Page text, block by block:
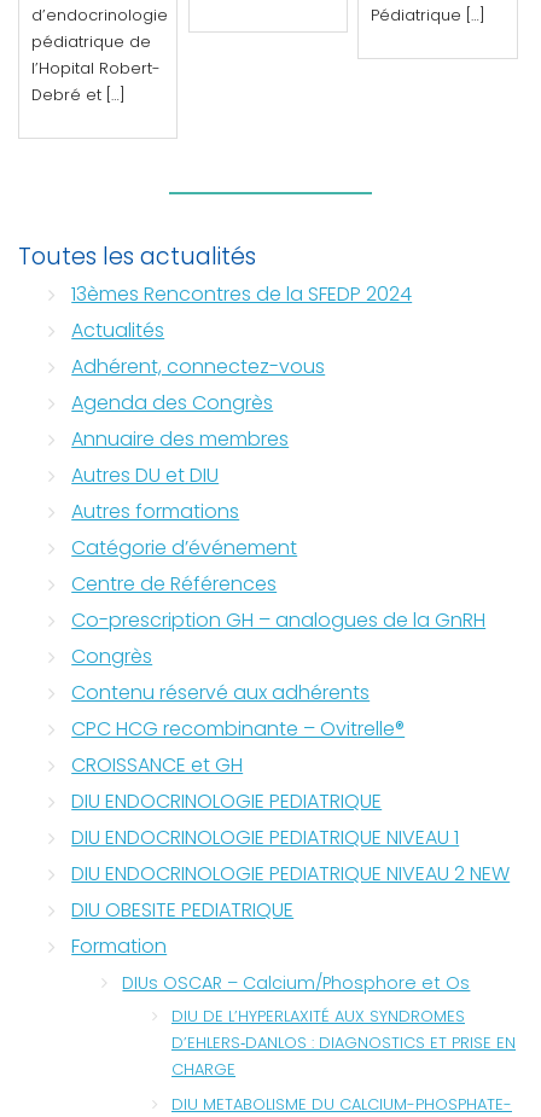
Pédiatrique […]
d’endocrinologie
pédiatrique de
l’Hopital Robert-
Debré et […]
Toutes les actualités
13èmes Rencontres de la SFEDP 2024
Actualités
Adhérent, connectez-vous
Agenda des Congrès
Annuaire des membres
Autres DU et DIU
Autres formations
Catégorie d’événement
Centre de Références
Co-prescription GH – analogues de la GnRH
Congrès
Contenu réservé aux adhérents
CPC HCG recombinante – Ovitrelle®
CROISSANCE et GH
DIU ENDOCRINOLOGIE PEDIATRIQUE
DIU ENDOCRINOLOGIE PEDIATRIQUE NIVEAU 1
DIU ENDOCRINOLOGIE PEDIATRIQUE NIVEAU 2 NEW
DIU OBESITE PEDIATRIQUE
Formation
DIUs OSCAR – Calcium/Phosphore et Os
DIU DE L’HYPERLAXITÉ AUX SYNDROMES
D’EHLERS‐DANLOS : DIAGNOSTICS ET PRISE EN
CHARGE
DIU METABOLISME DU CALCIUM-PHOSPHATE-